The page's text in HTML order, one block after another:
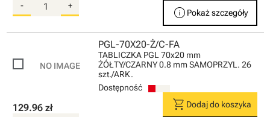
- + info Pokaż szczegóły
PGL-70X20-Ż/C-FA
TABLICZKA PGL 70x20 mm
ŻÓŁTY/CZARNY 0.8 mm SAMOPRZYL. 26
szt./ARK.
Dostępność
129.96 zł shopping_cart Dodaj do koszyka